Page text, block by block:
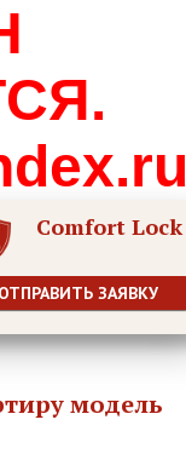
Comfort Lock
ОТПРАВИТЬ ЗАЯВКУ
модель